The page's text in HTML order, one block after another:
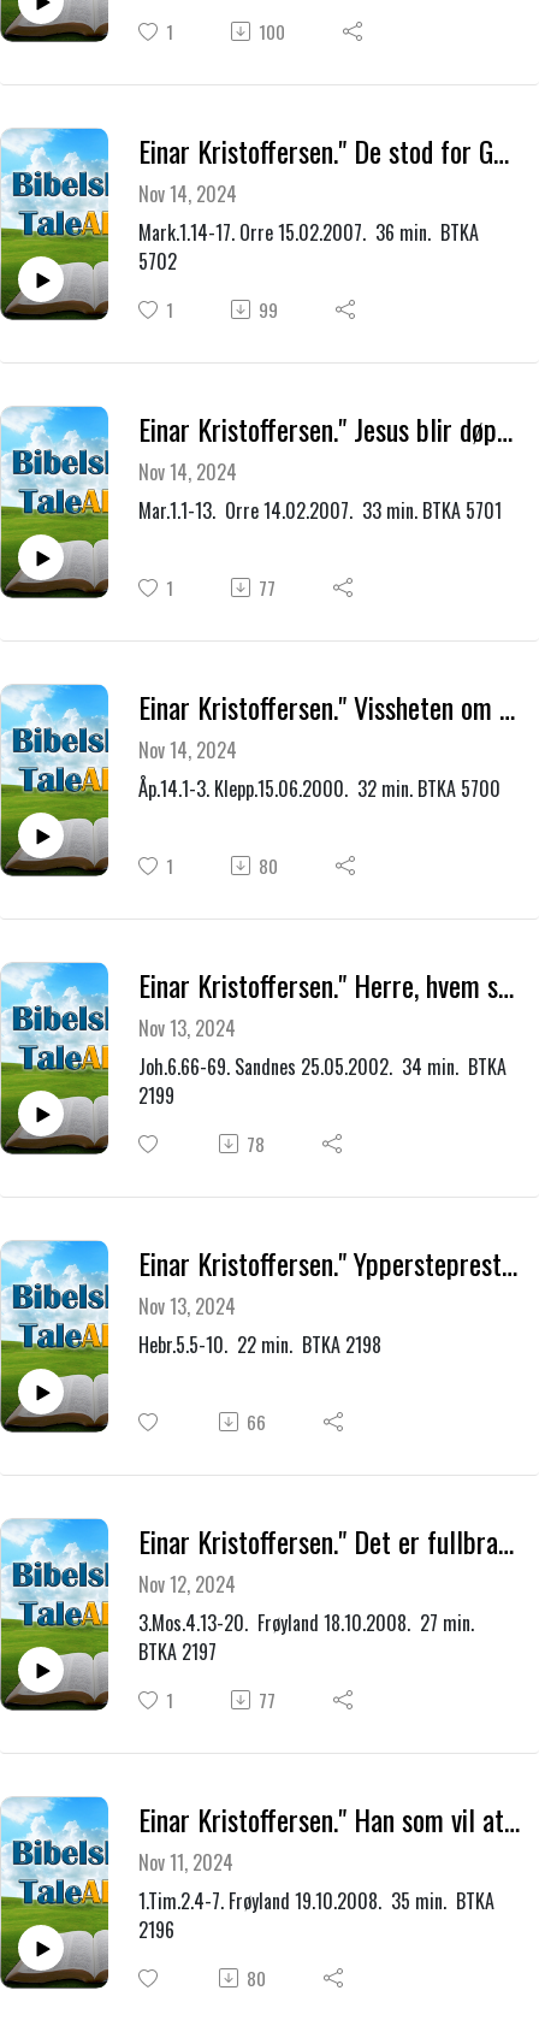
1 100
Einar Kristoffersen." De stod for Gud og Lammets trone og sang, du har kjøpt oss til Gud med ditt blod."
Nov 14, 2024
Mark.1.14-17. Orre 15.02.2007. 36 min. BTKA
5702
1 99
Einar Kristoffersen." Jesus blir døpt av Johannes."
Nov 14, 2024
Mar.1.1-13. Orre 14.02.2007. 33 min. BTKA 5701
1 77
Einar Kristoffersen." Vissheten om at jeg har fått nåde hos Gud, den bringer fram den himmelske lovsangen."
Nov 14, 2024
Åp.14.1-3. Klepp.15.06.2000. 32 min. BTKA 5700
1 80
Einar Kristoffersen." Herre, hvem skal vi gå til? Du har det evige livs ord."
Nov 13, 2024
Joh.6.66-69. Sandnes 25.05.2002. 34 min. BTKA
2199
78
Einar Kristoffersen." Ypperstepresten."
Nov 13, 2024
Hebr.5.5-10. 22 min. BTKA 2198
66
Einar Kristoffersen." Det er fullbrakt! Jesus har gjort soning for deg."
Nov 12, 2024
3.Mos.4.13-20. Frøyland 18.10.2008. 27 min.
BTKA 2197
1 77
Einar Kristoffersen." Han som vil at alle mennesker skal bli frelst og komme til sannhets erkjennelse."
Nov 11, 2024
1.Tim.2.4-7. Frøyland 19.10.2008. 35 min. BTKA
2196
80